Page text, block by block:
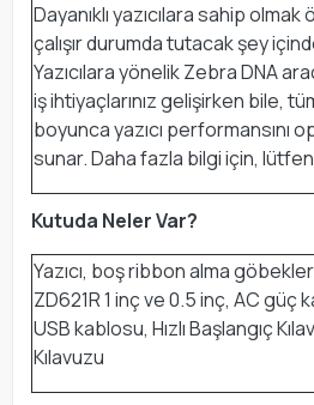
Dayanıklı yazıcılara sahip
çalışır durumda tutacak şey
Yazıcılara yönelik Zebra DNA
iş ihtiyaçlarınız gelişirken bile,
boyunca yazıcı performansını
sunar. Daha fazla bilgi için,
Kutuda Neler Var?
Yazıcı, boş ribbon alma
ZD621R 1 inç ve 0.5 inç, AC güç
USB kablosu, Hızlı Başlangıç
Kılavuzu